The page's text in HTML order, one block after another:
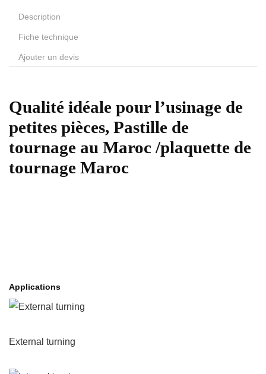
Description
Fiche technique
Ajouter un devis
Qualité idéale pour l’usinage de
petites pièces, Pastille de
tournage au Maroc /plaquette de
tournage Maroc
Applications
External turning